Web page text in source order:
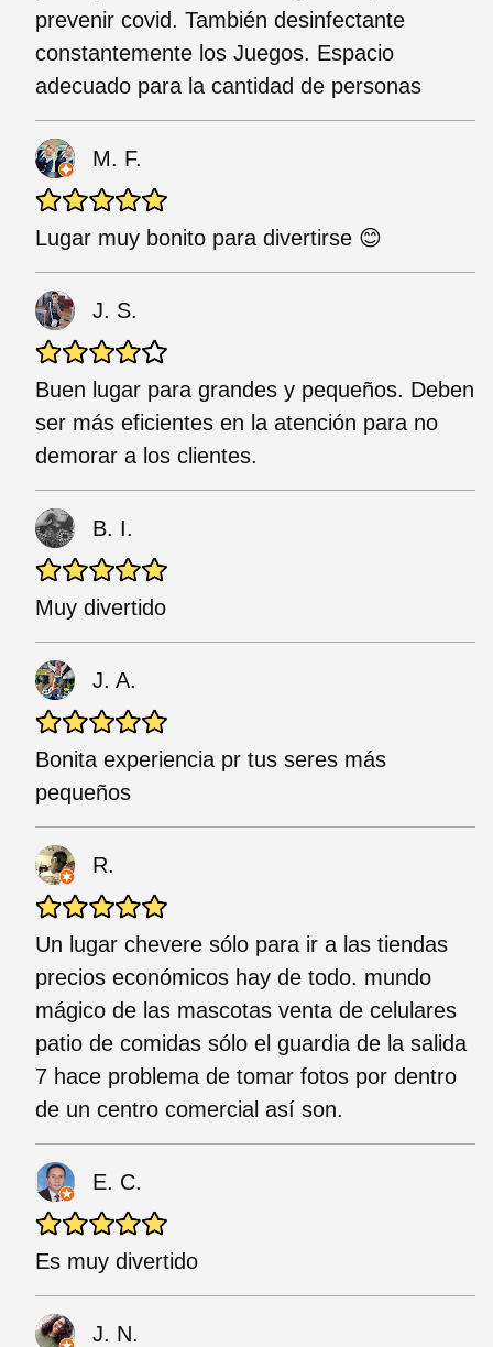
prevenir covid. También desinfectante
constantemente los Juegos. Espacio
adecuado para la cantidad de personas
M. F.
Lugar muy bonito para divertirse 😊
J. S.
Buen lugar para grandes y pequeños. Deben
ser más eficientes en la atención para no
demorar a los clientes.
B. I.
Muy divertido
J. A.
Bonita experiencia pr tus seres más
pequeños
R.
Un lugar chevere sólo para ir a las tiendas
precios económicos hay de todo. mundo
mágico de las mascotas venta de celulares
patio de comidas sólo el guardia de la salida
7 hace problema de tomar fotos por dentro
de un centro comercial así son.
E. C.
Es muy divertido
J. N.